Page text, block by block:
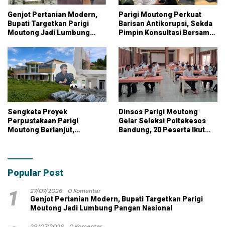
Genjot Pertanian Modern,
Bupati Targetkan Parigi
Moutong Jadi Lumbung
Parigi Moutong Perkuat
Barisan Antikorupsi, Sekda
Pimpin Konsultasi Bersama
Sengketa Proyek
Perpustakaan Parigi
Moutong Berlanjut,
dengan Dana Pribadi
Dinsos Parigi Moutong
Gelar Seleksi Poltekesos
Bandung, 20 Peserta Ikut
Popular Post
1 27/07/2026
0 Komentar
Genjot Pertanian Modern, Bupati Targetkan Parigi
Moutong Jadi Lumbung Pangan Nasional